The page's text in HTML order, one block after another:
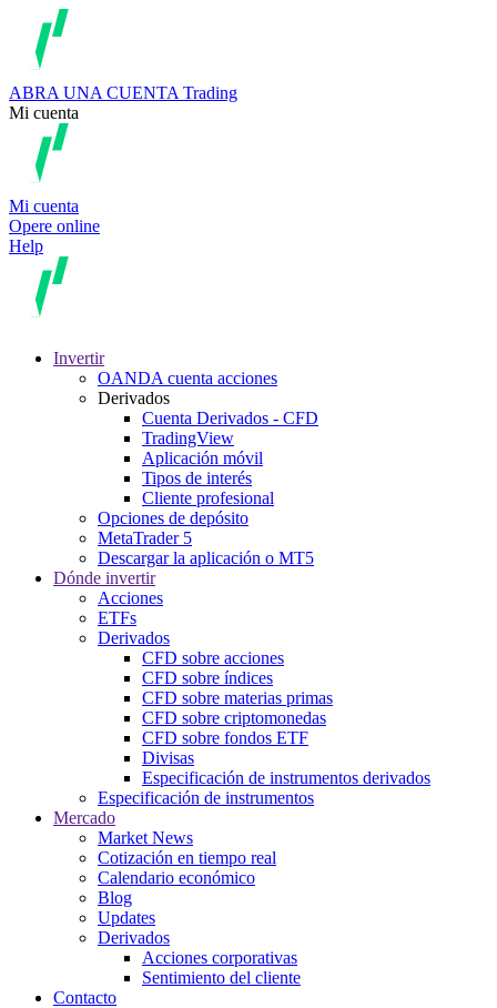
ABRA UNA CUENTA Trading
Mi cuenta
Mi cuenta
Opere online
Help
Invertir
OANDA cuenta acciones
Derivados
Cuenta Derivados - CFD
TradingView
Aplicación móvil
Tipos de interés
Cliente profesional
Opciones de depósito
MetaTrader 5
Descargar la aplicación o MT5
Dónde invertir
Acciones
ETFs
Derivados
CFD sobre acciones
CFD sobre índices
CFD sobre materias primas
CFD sobre criptomonedas
CFD sobre fondos ETF
Divisas
Especificación de instrumentos derivados
Especificación de instrumentos
Mercado
Market News
Cotización en tiempo real
Calendario económico
Blog
Updates
Derivados
Acciones corporativas
Sentimiento del cliente
Contacto